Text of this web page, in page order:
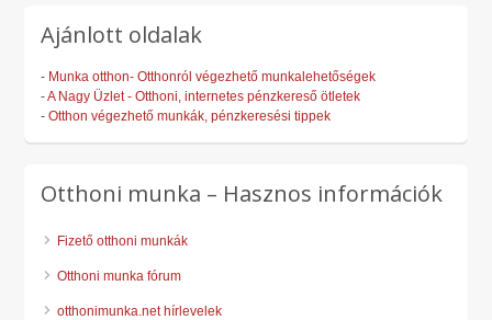
Ajánlott oldalak
- Munka otthon- Otthonról végezhető munkalehetőségek
-A Nagy Üzlet - Otthoni, internetes pénzkereső ötletek
-Otthon végezhető munkák, pénzkeresési tippek
Otthoni munka – Hasznos információk
Fizető otthoni munkák
Otthoni munka fórum
otthonimunka.net hírlevelek